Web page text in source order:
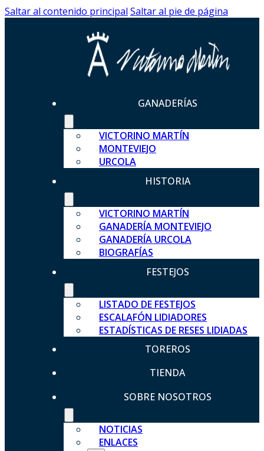
Saltar al contenido principal Saltar al pie de página
GANADERÍAS
VICTORINO MARTÍN
MONTEVIEJO
URCOLA
HISTORIA
VICTORINO MARTÍN
GANADERÍA MONTEVIEJO
GANADERÍA URCOLA
BIOGRAFÍAS
FESTEJOS
LISTADO DE FESTEJOS
ESCALAFÓN LIDIADORES
ESTADÍSTICAS DE RESES LIDIADAS
TOREROS
TIENDA
SOBRE NOSOTROS
NOTICIAS
ENLACES